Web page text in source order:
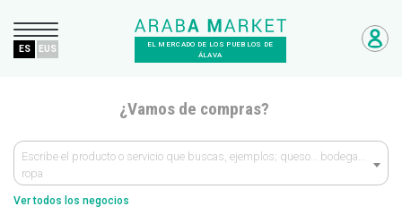
EL MERCADO DE LOS PUEBLOS DE
ÁLAVA
ES EUS
¿Vamos de compras?
Escribe el producto o servicio que buscas, ejemplos; queso… bodega…
ropa
Ver todos los negocios